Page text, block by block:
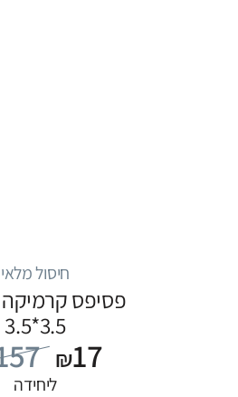
חיסול מלאי
פסיפס קרמיקה
3.5*3.5
₪17
ליחידה